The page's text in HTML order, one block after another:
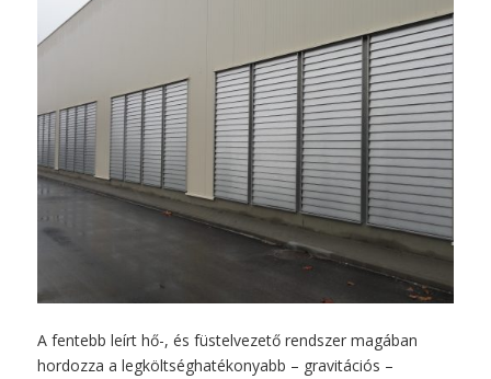
A fentebb leírt hő-, és füstelvezető rendszer magában
hordozza a legköltséghatékonyabb – gravitációs –